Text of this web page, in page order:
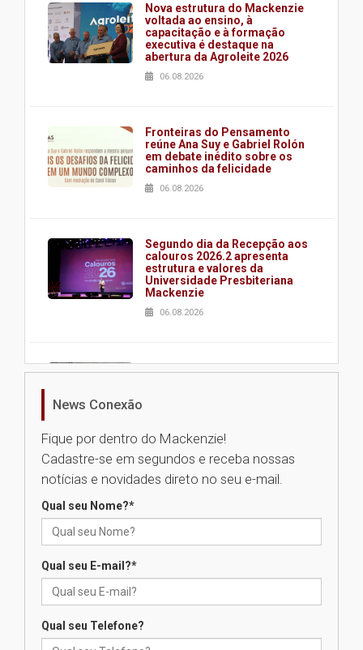
Nova estrutura do Mackenzie
voltada ao ensino, à
capacitação e à formação
executiva é destaque na
abertura da Agroleite 2026
06.08.2026
Fronteiras do Pensamento
reúne Ana Suy e Gabriel Rolón
em debate inédito sobre os
caminhos da felicidade
06.08.2026
Segundo dia da Recepção aos
calouros 2026.2 apresenta
estrutura e valores da
Universidade Presbiteriana
Mackenzie
06.08.2026
Nova apresentação do Centro
Universidade Mackenzie
realizará nova edição da Feira
das novas tecnologias em
News Conexão
Fique por dentro do Mackenzie!
Cadastre-se em segundos e receba nossas
notícias e novidades direto no seu e-mail.
Qual seu Nome?*
Qual seu E-mail?*
Qual seu Telefone?